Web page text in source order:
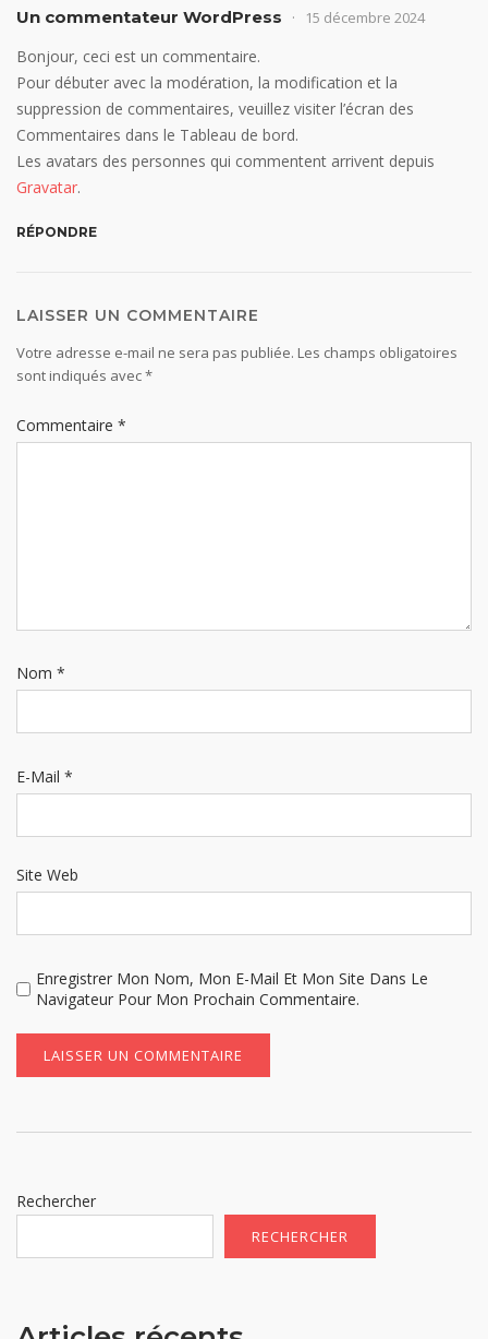
Un commentateur WordPress 15 décembre 2024
Bonjour, ceci est un commentaire.
Pour débuter avec la modération, la modification et la
suppression de commentaires, veuillez visiter l’écran des
Commentaires dans le Tableau de bord.
Les avatars des personnes qui commentent arrivent depuis
Gravatar.
RÉPONDRE
LAISSER UN COMMENTAIRE
Votre adresse e-mail ne sera pas publiée. Les champs obligatoires
sont indiqués avec*
Commentaire *
Nom *
E-Mail *
Site Web
Enregistrer Mon Nom, Mon E-Mail Et Mon Site Dans Le
Navigateur Pour Mon Prochain Commentaire.
Rechercher
RECHERCHER